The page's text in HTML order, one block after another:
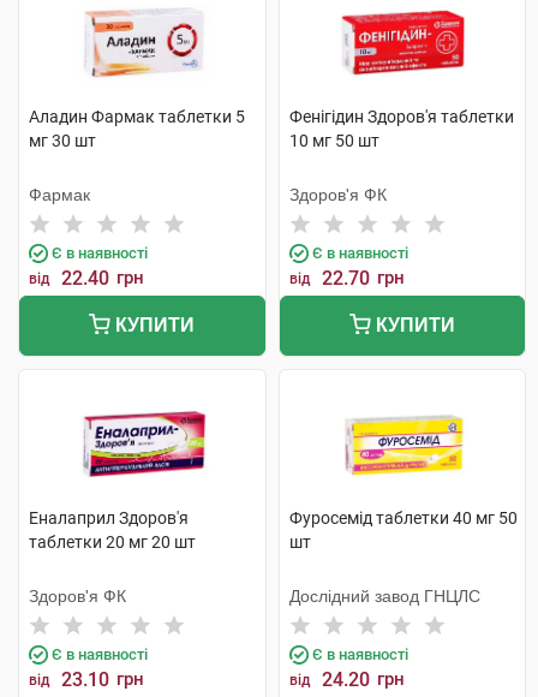
Аладин Фармак таблетки 5
мг 30 шт
Фармак
Є в наявності
від 22.40 грн
КУПИТИ
Фенігідин Здоров'я таблетки
10 мг 50 шт
Здоров'я ФК
Є в наявності
від 22.70 грн
КУПИТИ
Еналаприл Здоров'я
таблетки 20 мг 20 шт
Здоров'я ФК
Є в наявності
від 23.10 грн
Фуросемід таблетки 40 мг 50
шт
Дослідний завод ГНЦЛС
Є в наявності
від 24.20 грн